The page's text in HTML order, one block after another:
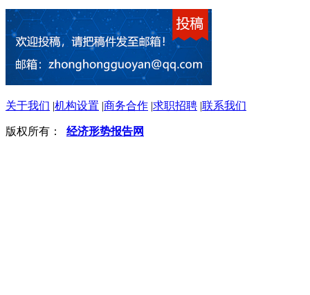
关于我们 |机构设置 |商务合作 |求职招聘 |联系我们
版权所有： 经济形势报告网